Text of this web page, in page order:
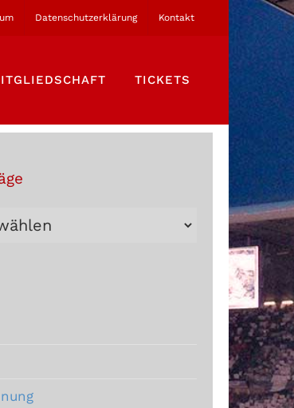
Datenschutzerklärung Kontakt
TICKETS